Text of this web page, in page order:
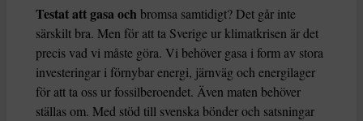
Testat att gasa och bromsa samtidigt? Det går inte
särskilt bra. Men för att ta Sverige ur klimatkrisen är det
precis vad vi måste göra. Vi behöver gasa i form av stora
investeringar i förnybar energi, järnväg och energilager
för att ta oss ur fossilberoendet. Även maten behöver
ställas om. Med stöd till svenska bönder och satsningar